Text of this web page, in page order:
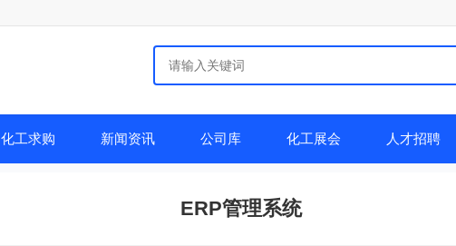
化工求购 新闻资讯 公司库 化工展会 人才招聘
ERP管理系统